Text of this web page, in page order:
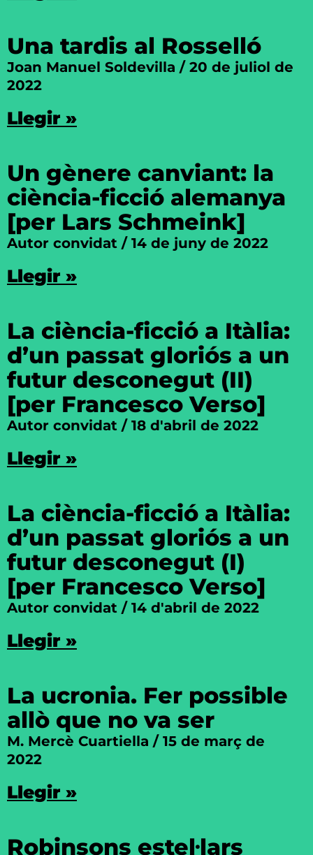
Una tardis al Rosselló
Joan Manuel Soldevilla
20 de juliol de
2022
Llegir »
Un gènere canviant: la
ciència-ficció alemanya
[per Lars Schmeink]
Autor convidat 14 de juny de 2022
Llegir »
La ciència-ficció a Itàlia:
d’un passat gloriós a un
futur desconegut (II)
[per Francesco Verso]
Autor convidat 18 d'abril de 2022
Llegir »
La ciència-ficció a Itàlia:
d’un passat gloriós a un
futur desconegut (I)
[per Francesco Verso]
Autor convidat 14 d'abril de 2022
Llegir »
La ucronia. Fer possible
allò que no va ser
M. Mercè Cuartiella
15 de març de
2022
Llegir »
Robinsons estel·lars